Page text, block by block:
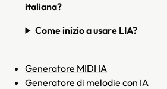
italiana?
Come inizio a usare LIA?
Generatore MIDI IA
Generatore di melodie con IA